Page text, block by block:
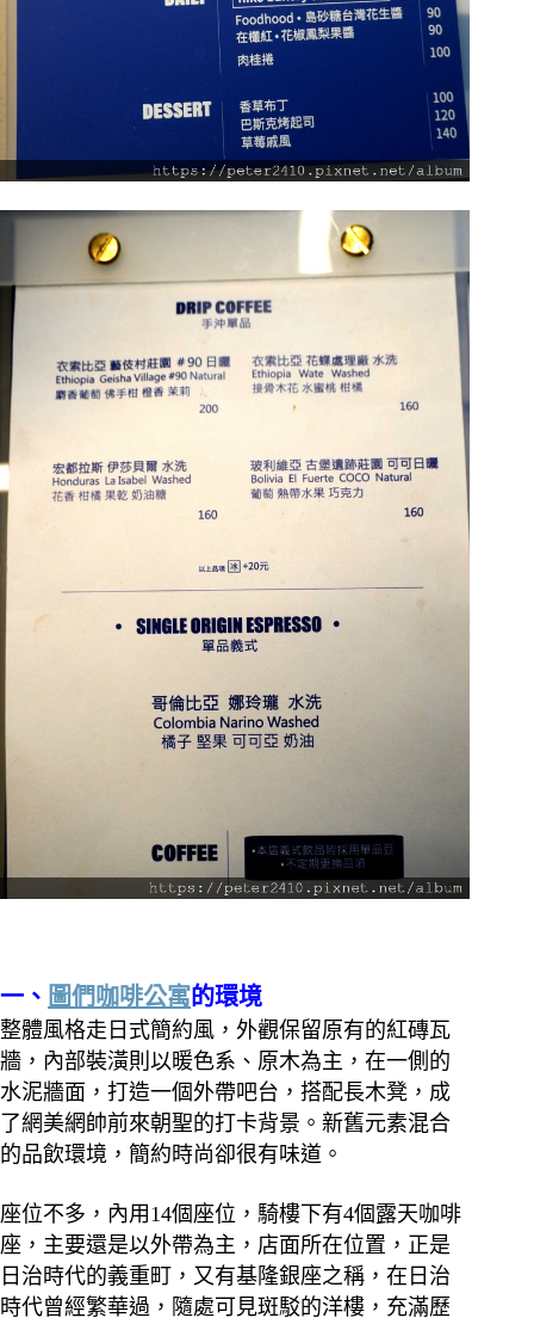
一、 圖們咖啡公寓的環境
整體風格走日式簡約風，外觀保留原有的紅磚瓦
牆，內部裝潢則以暖色系、原木為主，在一側的
水泥牆面，打造一個外帶吧台，搭配長木凳，成
了網美網帥前來朝聖的打卡背景。新舊元素混合
的品飲環境，簡約時尚卻很有味道。
座位不多，內用14個座位，騎樓下有4個露天咖啡
座，主要還是以外帶為主，店面所在位置，正是
日治時代的義重町，又有基隆銀座之稱，在日治
時代曾經繁華過，隨處可見斑駁的洋樓，充滿歷